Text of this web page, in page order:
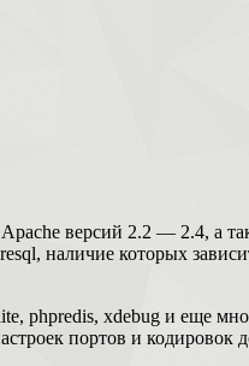
версий 2.2 — 2.4, а
наличие которых
phpredis, xdebug и еще
портов и